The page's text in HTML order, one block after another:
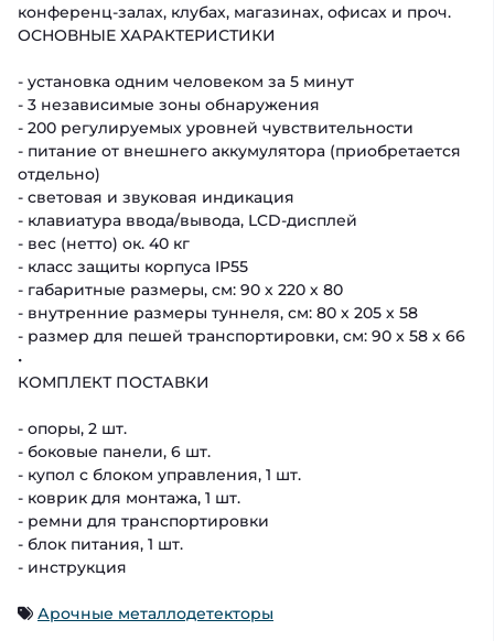
конференц-залах, клубах, магазинах, офисах и проч.
ОСНОВНЫЕ ХАРАКТЕРИСТИКИ
- установка одним человеком за 5 минут
- 3 независимые зоны обнаружения
- 200 регулируемых уровней чувствительности
- питание от внешнего аккумулятора (приобретается
отдельно)
- световая и звуковая индикация
- клавиатура ввода/вывода, LCD-дисплей
- вес (нетто) ок. 40 кг
- класс защиты корпуса IP55
- габаритные размеры, см: 90 х 220 х 80
- внутренние размеры туннеля, см: 80 х 205 х 58
- размер для пешей транспортировки, см: 90 х 58 х 66
•
КОМПЛЕКТ ПОСТАВКИ
- опоры, 2 шт.
- боковые панели, 6 шт.
- купол с блоком управления, 1 шт.
- коврик для монтажа, 1 шт.
- ремни для транспортировки
- блок питания, 1 шт.
- инструкция
Арочные металлодетекторы